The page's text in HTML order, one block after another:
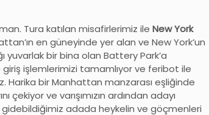
Tura katılan misafirlerimiz ile New York
en güneyinde yer alan ve New York’un
yuvarlak bir bina olan Battery Park’a
giriş işlemlerimizi tamamlıyor ve feribot ile
Harika bir Manhattan manzarası eşliğinde
çekiyor ve varışımızın ardından adayı
gidebildiğimiz adada heykelin ve göçmenleri